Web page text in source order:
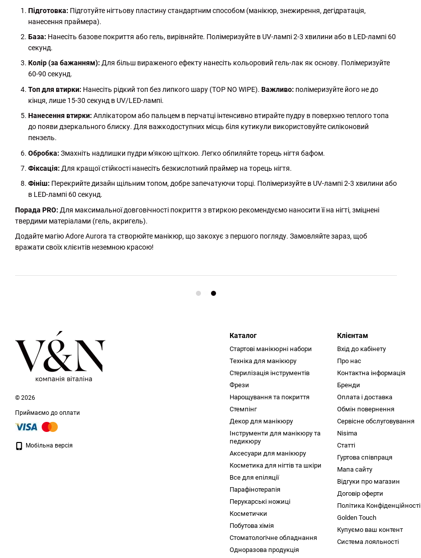
Підготовка: Підготуйте нігтьову пластину стандартним способом (манікюр, знежирення, дегідратація,
нанесення праймера).
База: Нанесіть базове покриття або гель, вирівняйте. Полімеризуйте в UV-лампі 2-3 хвилини або в LED-лампі 60
секунд.
Колір (за бажанням): Для більш вираженого ефекту нанесіть кольоровий гель-лак як основу. Полімеризуйте
60-90 секунд.
Топ для втирки: Нанесіть рідкий топ без липкого шару (TOP NO WIPE). Важливо: полімеризуйте його не до
кінця, лише 15-30 секунд в UV/LED-лампі.
Нанесення втирки: Аплікатором або пальцем в перчатці інтенсивно втирайте пудру в поверхню теплого топа
до появи дзеркального блиску. Для важкодоступних місць біля кутикули використовуйте силіконовий
пензель.
Обробка: Змахніть надлишки пудри м'якою щіткою. Легко обпиляйте торець нігтя бафом.
Фіксація: Для кращої стійкості нанесіть безкислотний праймер на торець нігтя.
Фініш: Перекрийте дизайн щільним топом, добре запечатуючи торці. Полімеризуйте в UV-лампі 2-3 хвилини або
в LED-лампі 60 секунд.
Порада PRO: Для максимальної довговічності покриття з втиркою рекомендуємо наносити її на нігті, зміцнені
твердими матеріалами (гель, акригель).
Додайте магію Adore Aurora та створюйте манікюр, що закохує з першого погляду. Замовляйте зараз, щоб
вражати своїх клієнтів неземною красою!
© 2026
Приймаємо до оплати
Мобільна версія
Каталог
Стартові манікюрні набори
Техніка для манікюру
Стерилізація інструментів
Фрези
Нарощування та покриття
Стемпінг
Декор для манікюру
Інструменти для манікюру та
педикюру
Аксесуари для манікюру
Косметика для нігтів та шкіри
Все для епіляції
Парафінотерапія
Перукарські ножиці
Косметички
Побутова хімія
Стоматологічне обладнання
Одноразова продукція
Клієнтам
Вхід до кабінету
Про нас
Контактна інформація
Бренди
Оплата і доставка
Обмін повернення
Сервісне обслуговування
Nisima
Статті
Гуртова співпраця
Мапа сайту
Відгуки про магазин
Договір оферти
Політика Конфіденційності
Golden Touch
Купуємо ваш контент
Система лояльності